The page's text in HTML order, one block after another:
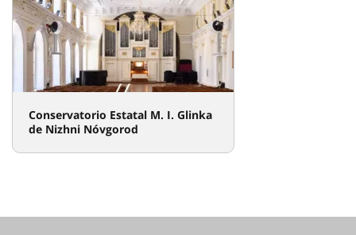
Conservatorio Estatal M. I. Glinka
de Nizhni Nóvgorod